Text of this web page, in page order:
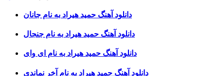
دانلود آهنگ حمید هیراد به نام جانان
دانلود آهنگ حمید هیراد به نام جنجال
دانلود آهنگ حمید هیراد به نام ای وای
دانلود آهنگ حمید هیراد به نام آخر نماندی